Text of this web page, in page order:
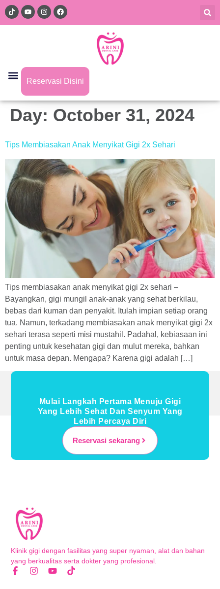
Reservasi Disini
Day: October 31, 2024
Tips Membiasakan Anak Menyikat Gigi 2x Sehari
Tips membiasakan anak menyikat gigi 2x sehari –
Bayangkan, gigi mungil anak-anak yang sehat berkilau,
bebas dari kuman dan penyakit. Itulah impian setiap orang
tua. Namun, terkadang membiasakan anak menyikat gigi 2x
sehari terasa seperti misi mustahil. Padahal, kebiasaan ini
penting untuk kesehatan gigi dan mulut mereka, bahkan
untuk masa depan. Mengapa? Karena gigi adalah […]
Mulai Langkah Pertama Menuju Gigi
Yang Lebih Sehat Dan Senyum Yang
Lebih Percaya Diri
Reservasi sekarang
Klinik gigi dengan fasilitas yang super nyaman, alat dan bahan
yang berkualitas serta dokter yang profesional.